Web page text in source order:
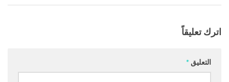
اترك تعليقاً
التعليق*